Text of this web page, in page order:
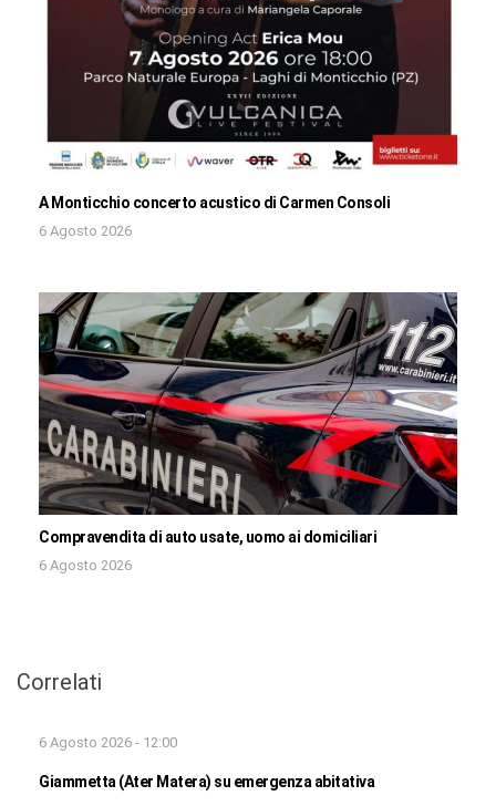
A Monticchio concerto acustico di Carmen Consoli
6 Agosto 2026
Compravendita di auto usate, uomo ai domiciliari
6 Agosto 2026
Correlati
6 Agosto 2026 - 12:00
Giammetta (Ater Matera) su emergenza abitativa